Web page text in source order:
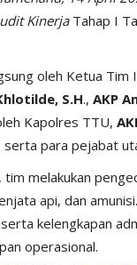
KinerjaTahap I
oleh Ketua Tim
S.H., AKP
Kapolres TTU,
serta para pejabat
tim melakukan
api, dan
kelengkapan
operasional.